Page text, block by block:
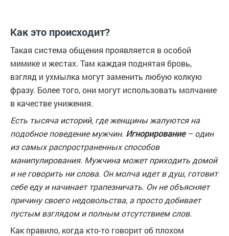
Как это происходит?
Такая система общения проявляется в особой
мимике и жестах. Там каждая поднятая бровь,
взгляд и ухмылка могут заменить любую колкую
фразу. Более того, они могут использовать молчание
в качестве унижения.
Есть тысяча историй, где женщины жалуются на
подобное поведение мужчин. Игнорирование– один
из самых распространенных способов
манипулирования. Мужчина может приходить домой
и не говорить ни слова. Он молча идет в душ, готовит
себе еду и начинает трапезничать. Он не объясняет
причину своего недовольства, а просто добивает
пустым взглядом и полным отсутствием слов.
Как правило, когда кто-то говорит об плохом